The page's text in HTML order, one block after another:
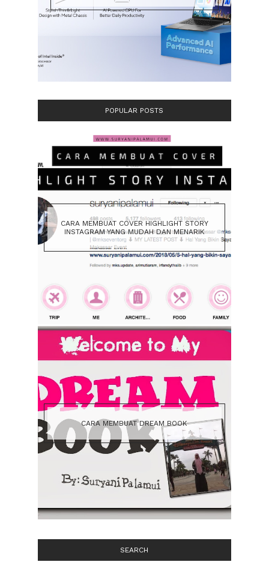
POPULAR POSTS
CARA MEMBUAT COVER HIGHLIGHT STORY
INSTAGRAM YANG MUDAH DAN MENARIK
CARA MEMBUAT DREAM BOOK
SEARCH